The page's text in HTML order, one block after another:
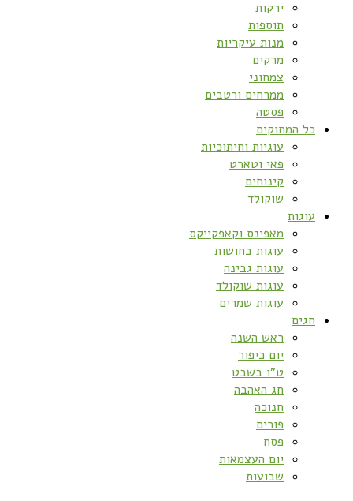
ירקות
תוספות
מנות עיקריות
מרקים
צמחוני
ממרחים ורטבים
פסטה
כל המתוקים
עוגיות וחיתוכיות
פאי וטארט
קינוחים
שוקולד
עוגות
מאפינס וקאפקייקס
עוגות בחושות
עוגות גבינה
עוגות שוקולד
עוגות שמרים
חגים
ראש השנה
יום כיפור
ט”ו בשבט
חג האהבה
חנוכה
פורים
פסח
יום העצמאות
שבועות